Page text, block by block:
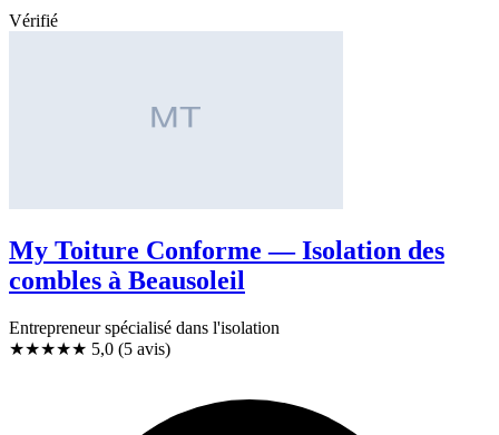
Vérifié
My Toiture Conforme — Isolation des
combles à Beausoleil
Entrepreneur spécialisé dans l'isolation
★★★★★ 5,0 (5 avis)